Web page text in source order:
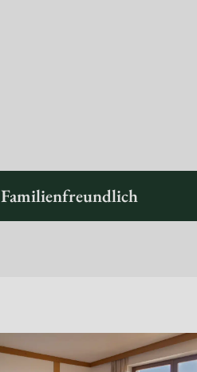
Familienfreundlich